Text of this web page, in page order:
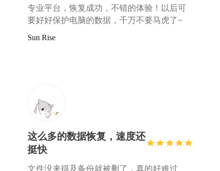
文件没来得及备份就被删了，真的好难过
的。通过这个软件找回的，靠谱！
有用，果断点赞！
这个五星就给你了！不错的一次体验，没想
到数据恢复的还是很全面啊，刚开始真的以